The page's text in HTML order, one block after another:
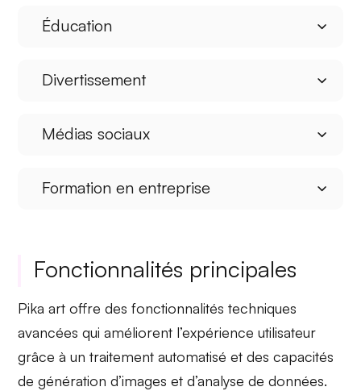
Éducation
Divertissement
Médias sociaux
Formation en entreprise
Fonctionnalités principales
Pika art offre desfonctionnalités techniques
avancées qui améliorent l’expérience utilisateur
grâce à un traitement automatisé et des capacités
de génération d’images et d’analyse de données.